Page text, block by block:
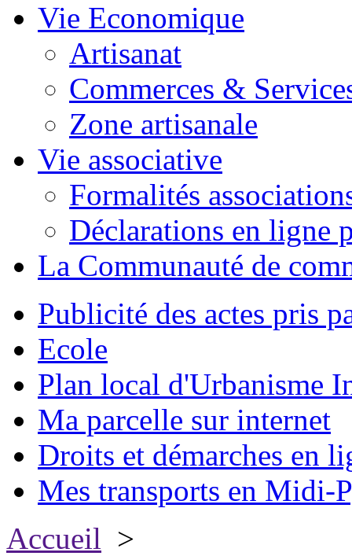
Vie Economique
Artisanat
Commerces &
Zone artisanale
Vie associative
Formalités
Déclarations en ligne
La Communauté de
Publicité des actes pris
Ecole
Plan local d'Urbanisme
Ma parcelle sur internet
Droits et démarches en
Mes transports en Midi-
Accueil >